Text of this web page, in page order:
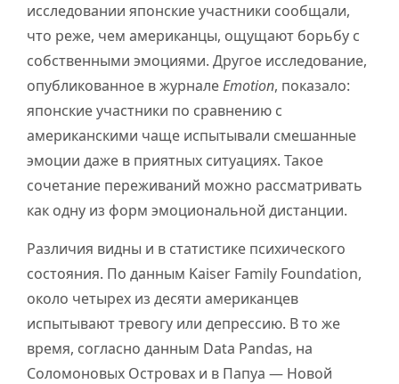
исследовании японские участники сообщали,
что реже, чем американцы, ощущают борьбу с
собственными эмоциями. Другое исследование,
опубликованное в журналеEmotion, показало:
японские участники по сравнению с
американскими чаще испытывали смешанные
эмоции даже в приятных ситуациях. Такое
сочетание переживаний можно рассматривать
как одну из форм эмоциональной дистанции.
Различия видны и в статистике психического
состояния. По данным Kaiser Family Foundation,
около четырех из десяти американцев
испытывают тревогу или депрессию. В то же
время, согласно данным Data Pandas, на
Соломоновых Островах и в Папуа — Новой